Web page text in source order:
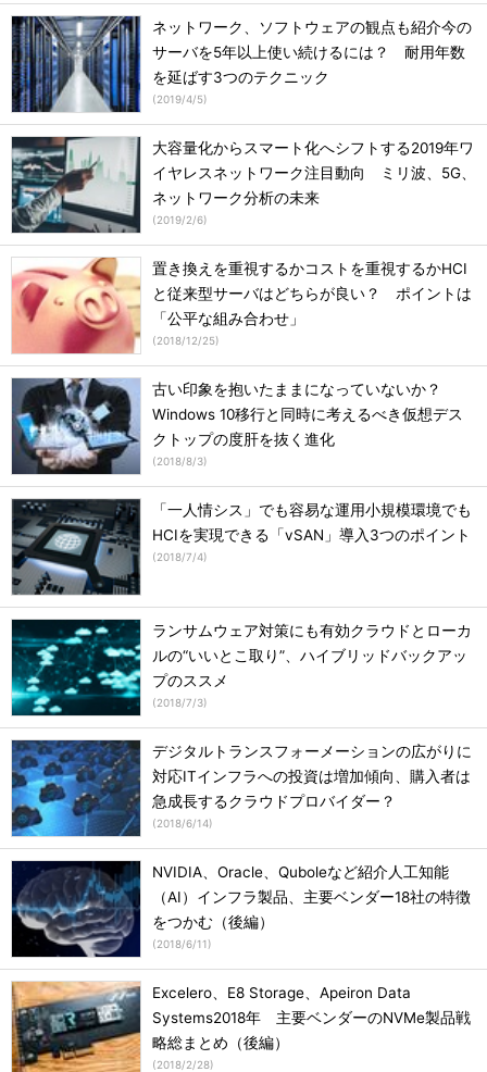
ネットワーク、ソフトウェアの観点も紹介今の
サーバを5年以上使い続けるには？ 耐用年数
を延ばす3つのテクニック
(2019/4/5)
大容量化からスマート化へシフトする2019年ワ
イヤレスネットワーク注目動向 ミリ波、5G、
ネットワーク分析の未来
(2019/2/6)
置き換えを重視するかコストを重視するかHCI
と従来型サーバはどちらが良い？ ポイントは
「公平な組み合わせ」
(2018/12/25)
古い印象を抱いたままになっていないか？
Windows 10移行と同時に考えるべき仮想デス
クトップの度肝を抜く進化
(2018/8/3)
「一人情シス」でも容易な運用小規模環境でも
HCIを実現できる「vSAN」導入3つのポイント
(2018/7/4)
ランサムウェア対策にも有効クラウドとローカ
ルの“いいとこ取り”、ハイブリッドバックアッ
プのススメ
(2018/7/3)
デジタルトランスフォーメーションの広がりに
対応ITインフラへの投資は増加傾向、購入者は
急成長するクラウドプロバイダー？
(2018/6/14)
NVIDIA、Oracle、Quboleなど紹介人工知能
（AI）インフラ製品、主要ベンダー18社の特徴
をつかむ（後編）
(2018/6/11)
Excelero、E8 Storage、Apeiron Data
Systems2018年 主要ベンダーのNVMe製品戦
略総まとめ（後編）
(2018/2/28)